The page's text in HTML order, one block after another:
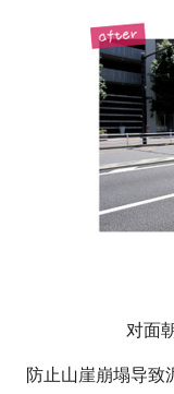
对面
防止山崖崩塌导致